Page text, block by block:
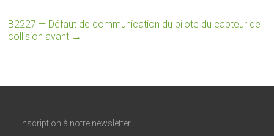
B2227 — Défaut de communication du pilote du capteur de
collision avant →
Inscription à notre newsletter